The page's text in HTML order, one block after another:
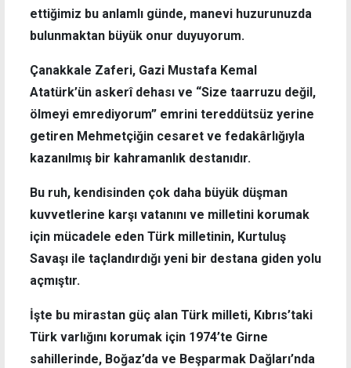
ettiğimiz bu anlamlı günde, manevi huzurunuzda
bulunmaktan büyük onur duyuyorum.
Çanakkale Zaferi, Gazi Mustafa Kemal
Atatürk’ün askerî dehası ve “Size taarruzu değil,
ölmeyi emrediyorum” emrini tereddütsüz yerine
getiren Mehmetçiğin cesaret ve fedakârlığıyla
kazanılmış bir kahramanlık destanıdır.
Bu ruh, kendisinden çok daha büyük düşman
kuvvetlerine karşı vatanını ve milletini korumak
için mücadele eden Türk milletinin, Kurtuluş
Savaşı ile taçlandırdığı yeni bir destana giden yolu
açmıştır.
İşte bu mirastan güç alan Türk milleti, Kıbrıs’taki
Türk varlığını korumak için 1974’te Girne
sahillerinde, Boğaz’da ve Beşparmak Dağları’nda